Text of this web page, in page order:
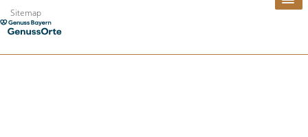
Zum
Inhalt
Sitemap